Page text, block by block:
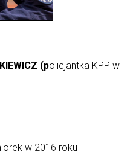
(policjantka KPP w
w 2016 roku